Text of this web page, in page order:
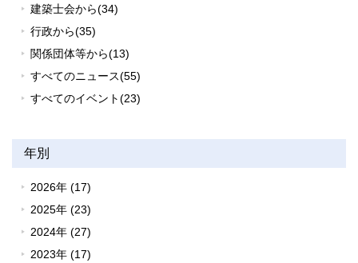
建築士会から(34)
行政から(35)
関係団体等から(13)
すべてのニュース(55)
すべてのイベント(23)
年別
2026年 (17)
2025年 (23)
2024年 (27)
2023年 (17)